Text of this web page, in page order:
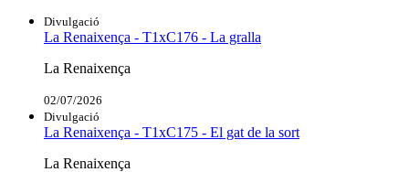
Divulgació
La Renaixença - T1xC176 - La gralla
La Renaixença
02/07/2026
Divulgació
La Renaixença - T1xC175 - El gat de la sort
La Renaixença